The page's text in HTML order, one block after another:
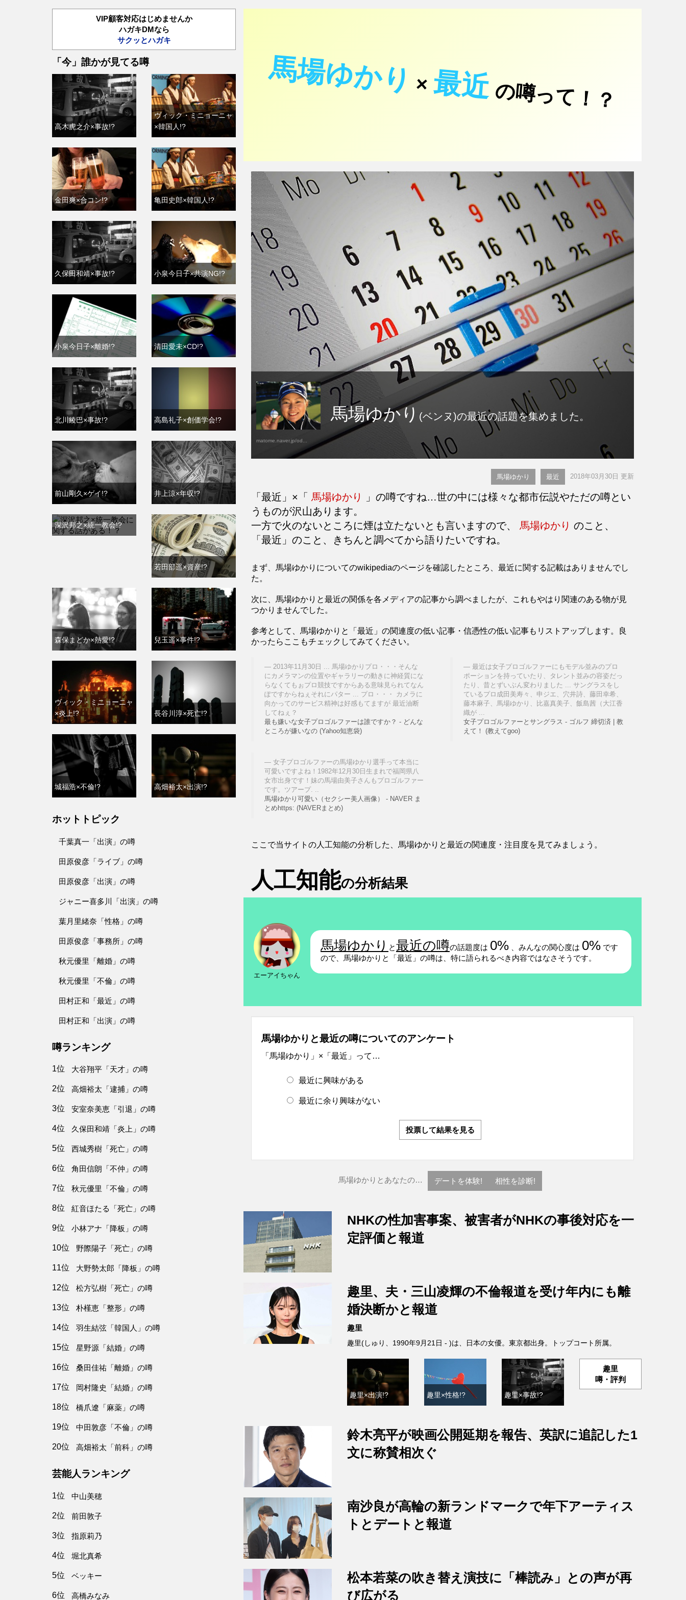
馬場ゆかり ×最近の噂って！？
matome.naver.jp/od...
馬場ゆかり (ベンヌ)の最近の話題を集めました。
馬場ゆかり 最近 2018年03月30日 更新
「最近」×「 馬場ゆかり
」の噂ですね…世の中には様々な都市伝説やただの噂とい
うものが沢山あります。
一方で火のないところに煙は立たないとも言いますので、 馬場ゆかり のこと、
「最近」のこと、きちんと調べてから語りたいですね。
まず、馬場ゆかりについてのwikipediaのページを確認したところ、最近に関する記載はありませんでし
た。
次に、馬場ゆかりと最近の関係を各メディアの記事から調べましたが、これもやはり関連のある物が見
つかりませんでした。
参考として、馬場ゆかりと「最近」の関連度の低い記事・信憑性の低い記事もリストアップします。良
かったらここもチェックしてみてください。
2013年11月30日 ... 馬場ゆかりプロ・・・そんな
にカメラマンの位置やギャラリーの動きに神経質にな
らなくてもぉプロ競技ですからある意味見られてなん
ぽですからねぇそれにパター ... プロ・・・ カメラに
向かってのサービス精神は好感もてますが 最近油断
してねぇ？
最も嫌いな女子プロゴルファーは誰ですか？ - どんな
ところが嫌いなの (Yahoo知恵袋)
最近は女子プロゴルファーにもモデル並みのプロ
ポーションを持っていたり、タレント並みの容姿だっ
たり、昔とずいぶん変わりました ... サングラスをし
ているプロ成田美寿々、申ジエ、穴井詩、藤田幸希、
藤本麻子、馬場ゆかり、比嘉真美子、飯島茜（大江香
織が ...
女子プロゴルファーとサングラス - ゴルフ 締切済 | 教
えて！ (教えてgoo)
女子プロゴルファーの馬場ゆかり選手って本当に
可愛いですよね！1982年12月30日生まれで福岡県八
女市出身です！妹の馬場由美子さんもプロゴルファー
です。ツアープ. ..
馬場ゆかり可愛い（セクシー美人画像） - NAVER ま
とめhttps: (NAVERまとめ)
ここで当サイトの人工知能の分析した、馬場ゆかりと最近の関連度・注目度を見てみましょう。
人工知能の分析結果
エーアイちゃん
馬場ゆかり と最近の噂の話題度は 0% 、みんなの関心度は 0% です
ので、馬場ゆかりと「最近」の噂は、特に語られるべき内容ではなさそうです。
馬場ゆかりと最近の噂についてのアンケート
「馬場ゆかり」×「最近」って…
最近に興味がある
最近に余り興味がない
投票して結果を見る
馬場ゆかりとあなたの… デートを体験! 相性を診断!
NHKの性加害事案、被害者がNHKの事後対応を一
定評価と報道
趣里、夫・三山凌輝の不倫報道を受け年内にも離
婚決断かと報道
趣里
趣里(しゅり、1990年9月21日 - )は、日本の女優。東京都出身。トップコート所属。
趣里×出演!? 趣里×性格!? 趣里×事故!?
趣里
噂・評判
鈴木亮平が映画公開延期を報告、英訳に追記した1
文に称賛相次ぐ
南沙良が高輪の新ランドマークで年下アーティス
トとデートと報道
松本若菜の吹き替え演技に「棒読み」との声が再
び広がる
VIP顧客対応はじめませんか
ハガキDMなら
サクッとハガキ
「今」誰かが見てる噂
高木虎之介×事故!?
ヴィック・ミニョーニャ
×韓国人!?
金田爽×合コン!? 亀田史郎×韓国人!?
久保田和靖×事故!? 小泉今日子×共演NG!?
小泉今日子×離婚!? 清田愛未×CD!?
北川綾巴×事故!? 高島礼子×創価学会!?
前山剛久×ゲイ!? 井上涼×年収!?
深沢邦之×統一教会!?
若田部遥×資産!?
森保まどか×熱愛!? 兒玉遥×事件!?
ヴィック・ミニョーニャ
×炎上!?
長谷川淳×死亡!?
城福浩×不倫!? 高畑裕太×出演!?
ホットトピック
千葉真一「出演」の噂
田原俊彦「ライブ」の噂
田原俊彦「出演」の噂
ジャニー喜多川「出演」の噂
葉月里緒奈「性格」の噂
田原俊彦「事務所」の噂
秋元優里「離婚」の噂
秋元優里「不倫」の噂
田村正和「最近」の噂
田村正和「出演」の噂
噂ランキング
1位 大谷翔平「天才」の噂
2位 高畑裕太「逮捕」の噂
3位 安室奈美恵「引退」の噂
4位 久保田和靖「炎上」の噂
5位 西城秀樹「死亡」の噂
6位 角田信朗「不仲」の噂
7位 秋元優里「不倫」の噂
8位 紅音ほたる「死亡」の噂
9位 小林アナ「降板」の噂
10位 野際陽子「死亡」の噂
11位 大野勢太郎「降板」の噂
12位 松方弘樹「死亡」の噂
13位 朴槿恵「整形」の噂
14位 羽生結弦「韓国人」の噂
15位 星野源「結婚」の噂
16位 桑田佳祐「離婚」の噂
17位 岡村隆史「結婚」の噂
18位 橋爪遼「麻薬」の噂
19位 中田敦彦「不倫」の噂
20位 高畑裕太「前科」の噂
芸能人ランキング
1位 中山美穂
2位 前田敦子
3位 指原莉乃
4位 堀北真希
5位 ベッキー
6位 高橋みなみ